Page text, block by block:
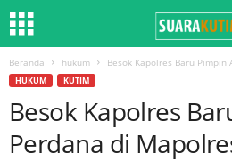
Beranda hukum Besok Kapolres Baru
HUKUM KUTIM
Besok Kapolres
Perdana di